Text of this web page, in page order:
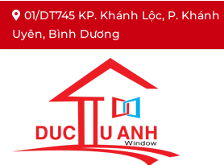
01/DT745 KP. Khánh Lộc, P.
Uyên, Bình Dương